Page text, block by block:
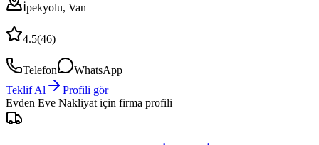
İpekyolu, Van
4.5(46)
Telefon
WhatsApp
Teklif Al
Profili gör
Evden Eve Nakliyat için firma profili